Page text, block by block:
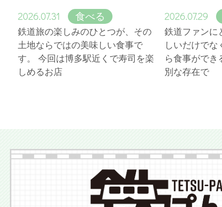
2026.07.31 食べる
鉄道旅の楽しみのひとつが、その
土地ならではの美味しい食事で
す。 今回は博多駅近くで寿司を楽
しめるお店
2026.07.29
鉄道ファンに
しいだけでな
ら食事ができ
別な存在で